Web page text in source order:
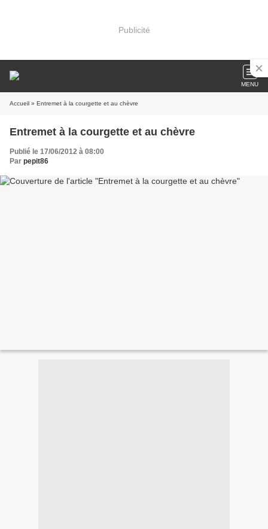
Publicité
MENU
Accueil » Entremet à la courgette et au chèvre
Entremet à la courgette et au chèvre
Publié le 17/06/2012 à 08:00
Par pepit86